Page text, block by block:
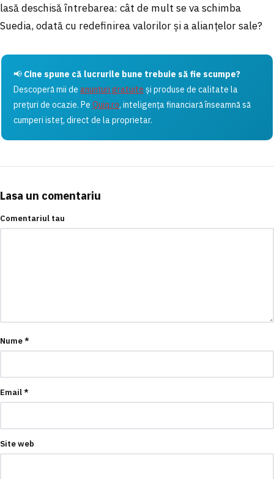
lasă deschisă întrebarea: cât de mult se va schimba
Suedia, odată cu redefinirea valorilor și a alianțelor sale?
📢 Cine spune că lucrurile bune trebuie să fie scumpe?
Descoperă mii de anunțuri gratuite și produse de calitate la
prețuri de ocazie. Pe Quiq.ro, inteligența financiară înseamnă să
cumperi isteț, direct de la proprietar.
Lasa un comentariu
Comentariul tau
Nume*
Email*
Site web